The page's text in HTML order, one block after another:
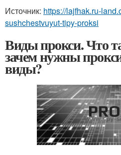
Источник: https://lajfhak.ru-
sushchestvuyut-tipy-proksi
Виды прокси. Что
зачем нужны
виды?